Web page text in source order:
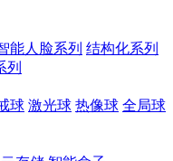
能人脸系列 结构化系列
列
球 激光球 热像球 全局球